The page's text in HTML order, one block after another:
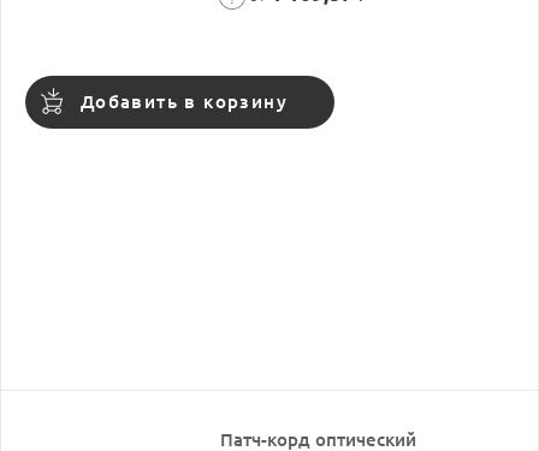
Добавить в корзину
Патч-корд оптический